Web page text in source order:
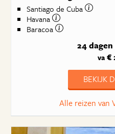
Santiago de Cuba
Havana
Baracoa
24 dagen
va €
BEKIJK
Alle reizen van